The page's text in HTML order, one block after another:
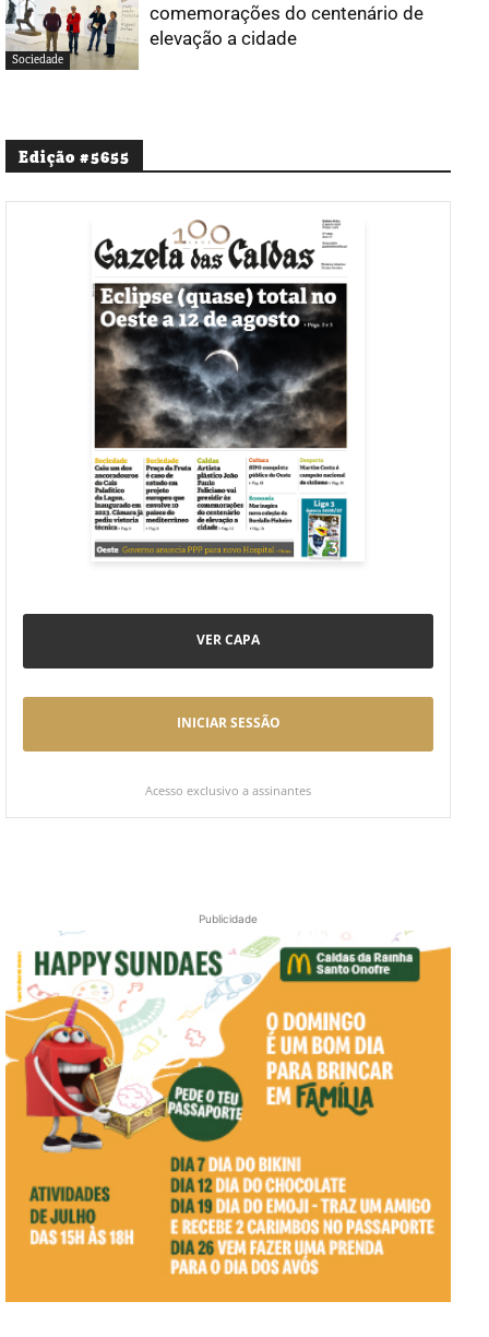
Sociedade
comemorações do centenário de
elevação a cidade
Edição #5655
VER CAPA
INICIAR SESSÃO
Acesso exclusivo a assinantes
Publicidade